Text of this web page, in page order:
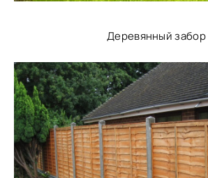
Деревянный забор